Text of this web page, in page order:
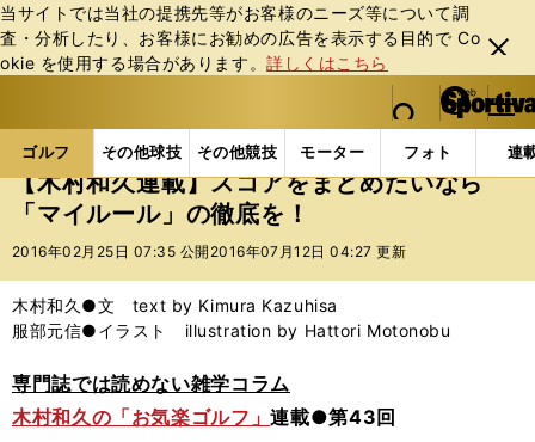
当サイトでは当社の提携先等がお客様のニーズ等について調
査・分析したり、お客様にお勧めの広告を表⽰する⽬的で Co
okie を使⽤する場合があります。詳しくはこちら
閉じ
る
web Sportiva (webスポルティーバ)
検索
マイペ
ー
ジ
メニュ
ゴルフ その他球技 その他競技 モーター フォト 連
ス
ポ
ル
バ
ゴルフの記事一覧 ゴルフ その他 【木村和久連
【木村和久連載】スコアをまとめたいなら
「マイルール」の徹底を！
2016年02月25日 07:35 公開 2016年07月12日 04:27 更新
木村和久●文 text by Kimura Kazuhisa
服部元信●イラスト illustration by Hattori Motonobu
専門誌では読めない雑学コラム
木村和久の「お気楽ゴルフ」連載●第43回